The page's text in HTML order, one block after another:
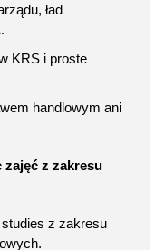
ład
KRS i proste
handlowym ani
zajęć z zakresu
z zakresu